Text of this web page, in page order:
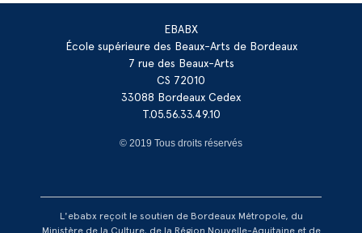
EBABX
École supérieure des Beaux-Arts de Bordeaux
7 rue des Beaux-Arts
CS 72010
33088 Bordeaux Cedex
T.05.56.33.49.10
© 2019 Tous droits réservés
L'ebabx reçoit le soutien de Bordeaux Métropole, du
Ministère de la Culture, de la Région Nouvelle-Aquitaine et de